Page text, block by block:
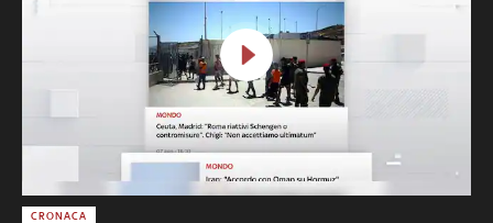
CRONACA